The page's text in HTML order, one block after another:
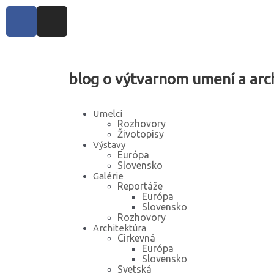
blog o výtvarnom umení a
Umelci
Rozhovory
Životopisy
Výstavy
Európa
Slovensko
Galérie
Reportáže
Európa
Slovensko
Rozhovory
Architektúra
Cirkevná
Európa
Slovensko
Svetská